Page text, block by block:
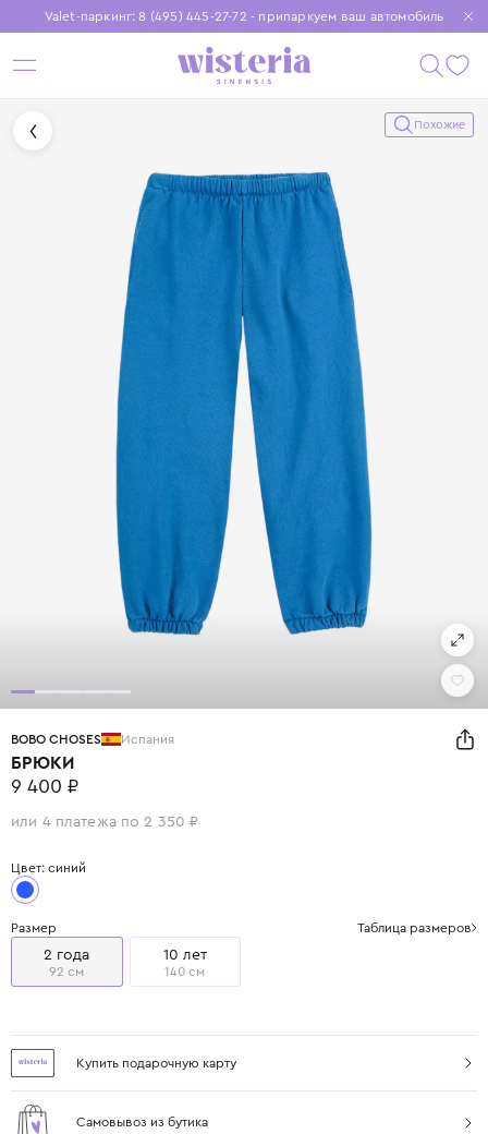
Valet-паркинг: 8 (495) 445-27-72 - припаркуем ваш автомобиль
Бесплатная доставка при заказе от 15 000 ₽
Установите приложение, чтобы покупки были еще удобнее
Похожие
BOBO CHOSES Испания
БРЮКИ
9 400 ₽
или 4 платежа по 2 350 ₽
Цвет: синий
Размер Таблица размеров
2 года
92 см
10 лет
140 см
Купить подарочную карту
Самовывоз из бутика